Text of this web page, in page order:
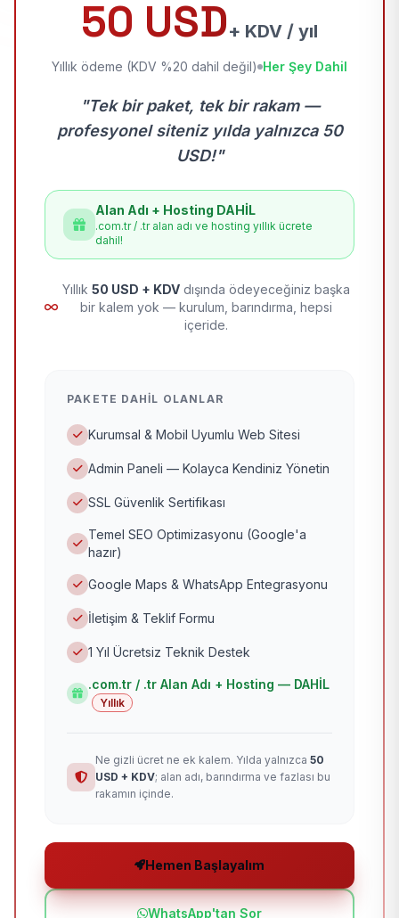
50 USD+ KDV / yıl
Yıllık ödeme (KDV %20 dahil değil) Her Şey Dahil
"Tek bir paket, tek bir rakam —
profesyonel siteniz yılda yalnızca 50
USD!"
Alan Adı + Hosting DAHİL
.com.tr / .tr alan adı ve hosting yıllık ücrete
dahil!
Yıllık 50 USD + KDV dışında ödeyeceğiniz başka
bir kalem yok — kurulum, barındırma, hepsi
içeride.
PAKETE DAHIL OLANLAR
Kurumsal & Mobil Uyumlu Web Sitesi
Admin Paneli — Kolayca Kendiniz Yönetin
SSL Güvenlik Sertifikası
Temel SEO Optimizasyonu (Google'a
hazır)
Google Maps & WhatsApp Entegrasyonu
İletişim & Teklif Formu
1 Yıl Ücretsiz Teknik Destek
.com.tr / .tr Alan Adı + Hosting — DAHİL
Yıllık
Ne gizli ücret ne ek kalem. Yılda yalnızca 50
USD + KDV; alan adı, barındırma ve fazlası bu
rakamın içinde.
Hemen Başlayalım
WhatsApp'tan Sor